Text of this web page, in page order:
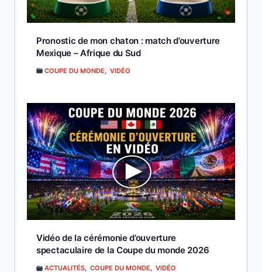
Pronostic de mon chaton : match d’ouverture
Mexique – Afrique du Sud
COUPE DU MONDE, VIDÉO
Vidéo de la cérémonie d’ouverture
spectaculaire de la Coupe du monde 2026
ACTUALITÉS, COUPE DU MONDE, VIDÉO